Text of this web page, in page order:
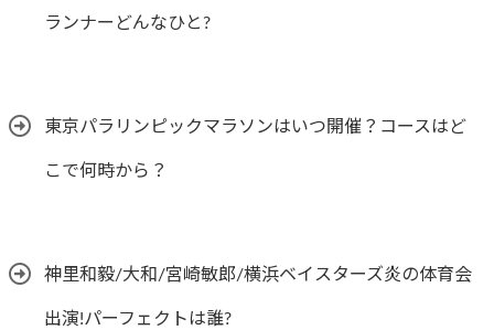
ランナーどんなひと?
東京パラリンピックマラソンはいつ開催？コースはど
こで何時から？
神里和毅/大和/宮崎敏郎/横浜ベイスターズ炎の体育会
出演!パーフェクトは誰?